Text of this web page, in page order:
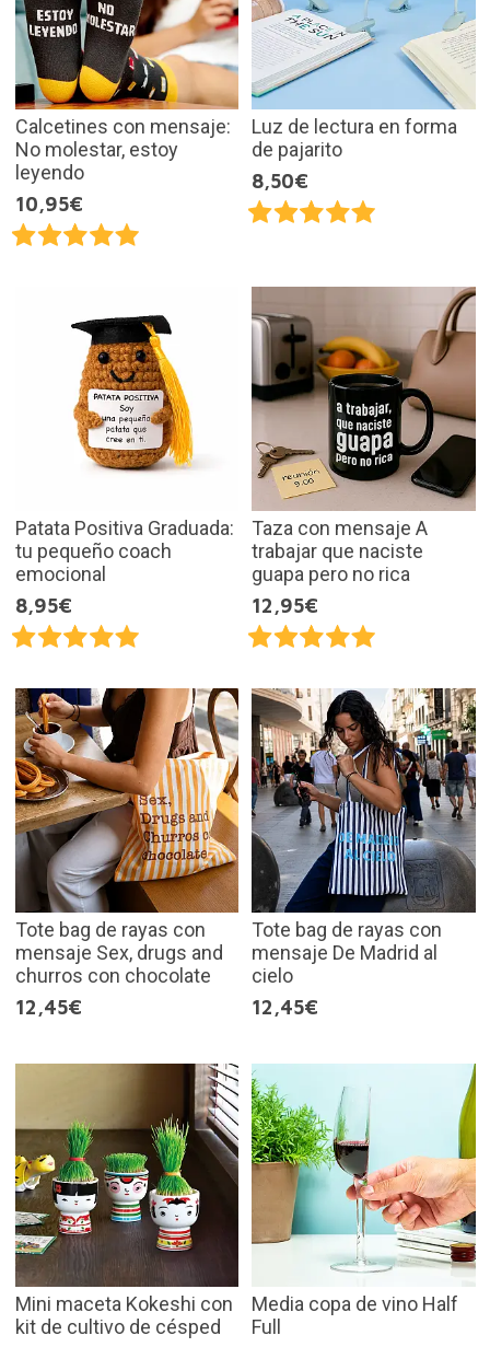
Calcetines con mensaje:
No molestar, estoy
leyendo
10,95€
Luz de lectura en forma
de pajarito
8,50€
Patata Positiva Graduada:
tu pequeño coach
emocional
8,95€
Taza con mensaje A
trabajar que naciste
guapa pero no rica
12,95€
Tote bag de rayas con
mensaje Sex, drugs and
churros con chocolate
12,45€
Tote bag de rayas con
mensaje De Madrid al
cielo
12,45€
Mini maceta Kokeshi con
kit de cultivo de césped
Media copa de vino Half
Full